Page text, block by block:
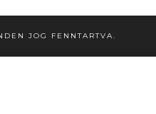
JOG FENNTARTVA.